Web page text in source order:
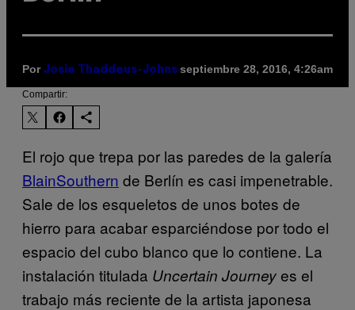
Por Josie Thaddeus-Johns septiembre 28, 2016, 4:26am
Compartir:
El rojo que trepa por las paredes de la galería
BlainSouthern de Berlín es casi impenetrable.
Sale de los esqueletos de unos botes de
hierro para acabar esparciéndose por todo el
espacio del cubo blanco que lo contiene. La
instalación titulada Uncertain Journeyes el
trabajo más reciente de la artista japonesa